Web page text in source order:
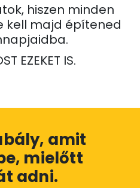
hiszen minden
kell majd építened
EZEKET IS.
amit
mielőtt
adni.